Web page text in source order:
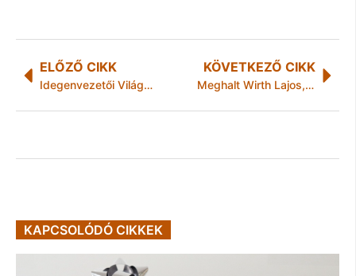
ELŐZŐ CIKK
Idegenvezetői Világnap, 2012. február 24-26.
KÖVETKEZŐ CIKK
Meghalt Wirth Lajos, az Észak-Magyarország volt főszerkesztője
KAPCSOLÓDÓ CIKKEK